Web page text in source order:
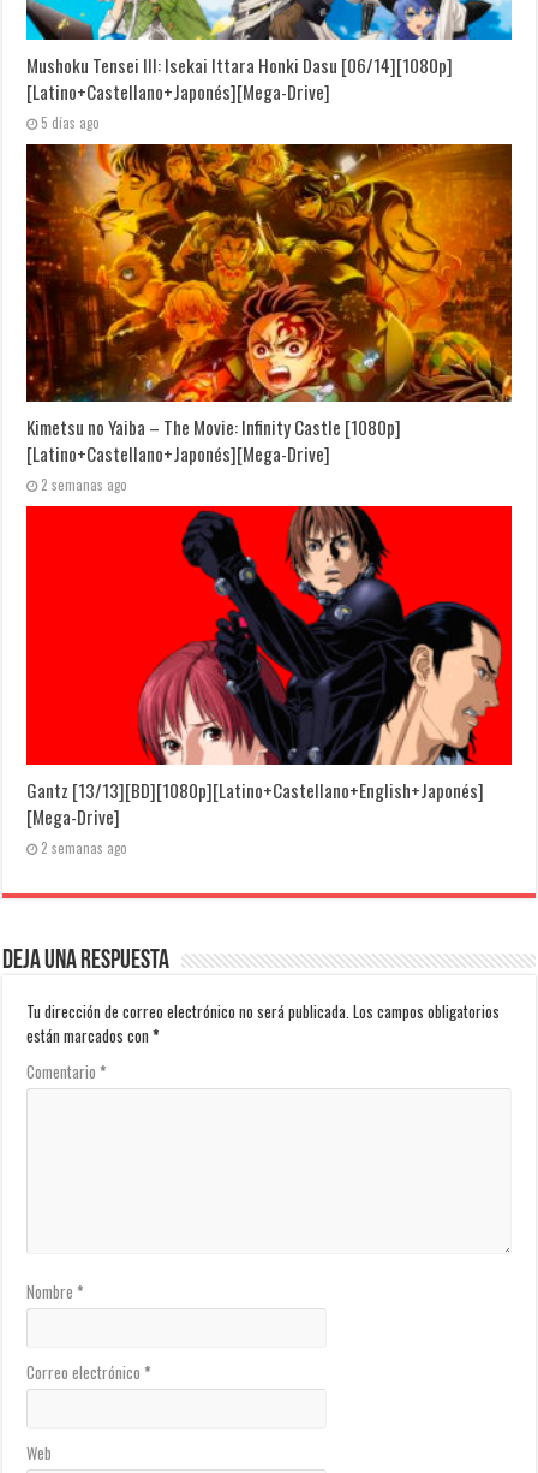
Mushoku Tensei III: Isekai Ittara Honki Dasu [06/14][1080p]
[Latino+Castellano+Japonés][Mega-Drive]
5 días ago
Kimetsu no Yaiba – The Movie: Infinity Castle [1080p]
[Latino+Castellano+Japonés][Mega-Drive]
2 semanas ago
Gantz [13/13][BD][1080p][Latino+Castellano+English+Japonés]
[Mega-Drive]
2 semanas ago
Deja una respuesta
Tu dirección de correo electrónico no será publicada. Los campos obligatorios
están marcados con*
Comentario*
Nombre*
Correo electrónico*
Web